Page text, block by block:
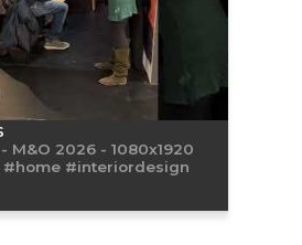
M&O 2026 - 1080x1920
#interiordesign